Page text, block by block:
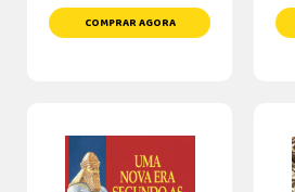
COMPRAR AGORA